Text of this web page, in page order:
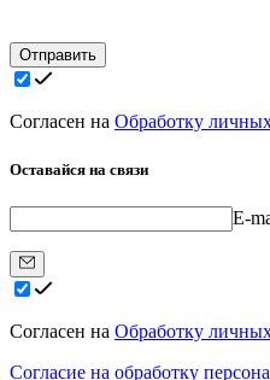
Отправить
Согласен на Обработку
Оставайся на связи
E-
Согласен на Обработку
Согласие на обработку